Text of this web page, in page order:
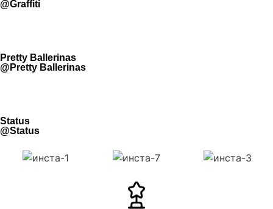
@Graffiti
Pretty Ballerinas
@Pretty Ballerinas
Status
@Status